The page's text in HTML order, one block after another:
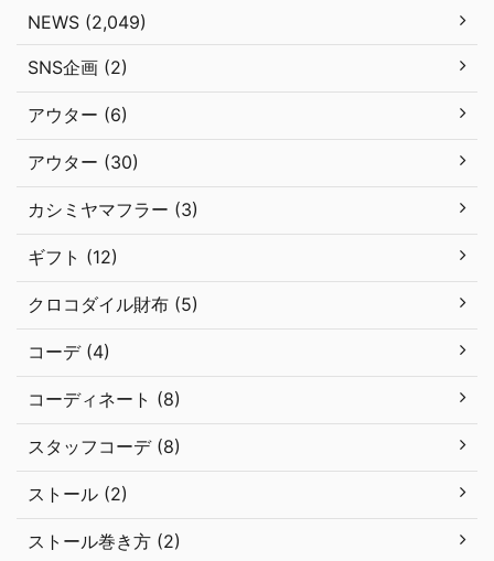
NEWS (2,049)
SNS企画 (2)
アウター (6)
アウター (30)
カシミヤマフラー (3)
ギフト (12)
クロコダイル財布 (5)
コーデ (4)
コーディネート (8)
スタッフコーデ (8)
ストール (2)
ストール巻き方 (2)